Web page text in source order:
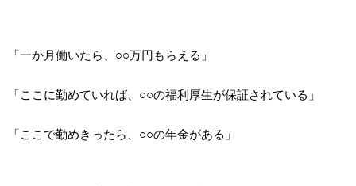
「一か月働いたら、○○万円もらえる」
「ここに勤めていれば、○○の福利厚生が保証されている」
「ここで勤めきったら、○○の年金がある」